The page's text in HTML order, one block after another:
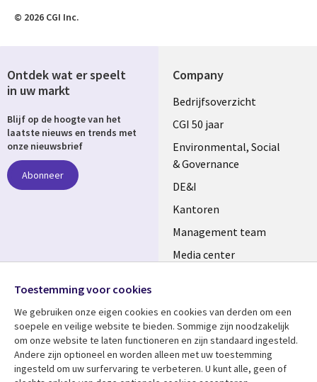
© 2026 CGI Inc.
Company
Useful
links
NETHERLANDS
Bedrijfsoverzicht
CGI 50 jaar
Environmental, Social
& Governance
DE&I
Kantoren
Management team
Media center
Bekijk meer Support
Ontdek wat er speelt
in uw markt
Blijf op de hoogte van het
laatste nieuws en trends met
onze nieuwsbrief
Abonneer
Media
NETHERLANDS
Toestemming voor cookies
We gebruiken onze eigen cookies en cookies van derden om een ​​
soepele en veilige website te bieden. Sommige zijn noodzakelijk
om onze website te laten functioneren en zijn standaard ingesteld.
Andere zijn optioneel en worden alleen met uw toestemming
ingesteld om uw surfervaring te verbeteren. U kunt alle, geen of